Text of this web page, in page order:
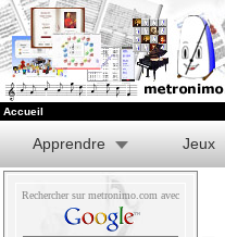
Accueil
Apprendre Jeux
Rechercher sur metronimo.com avec